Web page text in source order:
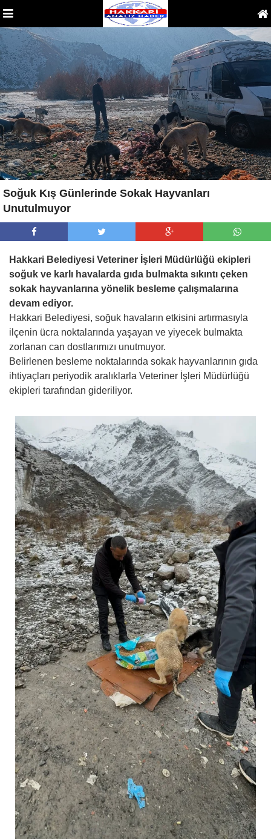
Soğuk Kış Günlerinde Sokak Hayvanları
Unutulmuyor
Hakkari Belediyesi Veteriner İşleri Müdürlüğü ekipleri
soğuk ve karlı havalarda gıda bulmakta sıkıntı çeken
sokak hayvanlarına yönelik besleme çalışmalarına
devam ediyor.
Hakkari Belediyesi, soğuk havaların etkisini artırmasıyla
ilçenin ücra noktalarında yaşayan ve yiyecek bulmakta
zorlanan can dostlarımızı unutmuyor.
Belirlenen besleme noktalarında sokak hayvanlarının gıda
ihtiyaçları periyodik aralıklarla Veteriner İşleri Müdürlüğü
ekipleri tarafından gideriliyor.